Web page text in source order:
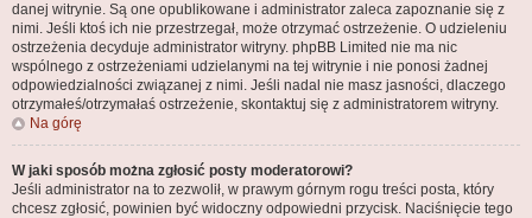
danej witrynie. Są one opublikowane i administrator zaleca zapoznanie się z
nimi. Jeśli ktoś ich nie przestrzegał, może otrzymać ostrzeżenie. O udzieleniu
ostrzeżenia decyduje administrator witryny. phpBB Limited nie ma nic
wspólnego z ostrzeżeniami udzielanymi na tej witrynie i nie ponosi żadnej
odpowiedzialności związanej z nimi. Jeśli nadal nie masz jasności, dlaczego
otrzymałeś/otrzymałaś ostrzeżenie, skontaktuj się z administratorem witryny.
Na górę
W jaki sposób można zgłosić posty moderatorowi?
Jeśli administrator na to zezwolił, w prawym górnym rogu treści posta, który
chcesz zgłosić, powinien być widoczny odpowiedni przycisk. Naciśnięcie tego